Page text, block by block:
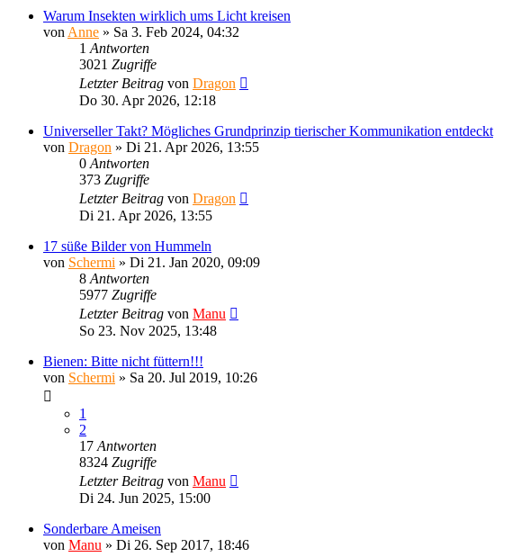
Warum Insekten wirklich ums Licht kreisen
von Anne » Sa 3. Feb 2024, 04:32
1 Antworten
3021 Zugriffe
Letzter Beitrag von Dragon
Do 30. Apr 2026, 12:18
Universeller Takt? Mögliches Grundprinzip tierischer Kommunikation entdeckt
von Dragon » Di 21. Apr 2026, 13:55
0 Antworten
373 Zugriffe
Letzter Beitrag von Dragon
Di 21. Apr 2026, 13:55
17 süße Bilder von Hummeln
von Schermi » Di 21. Jan 2020, 09:09
8 Antworten
5977 Zugriffe
Letzter Beitrag von Manu
So 23. Nov 2025, 13:48
Bienen: Bitte nicht füttern!!!
von Schermi » Sa 20. Jul 2019, 10:26
1
2
17 Antworten
8324 Zugriffe
Letzter Beitrag von Manu
Di 24. Jun 2025, 15:00
Sonderbare Ameisen
von Manu » Di 26. Sep 2017, 18:46